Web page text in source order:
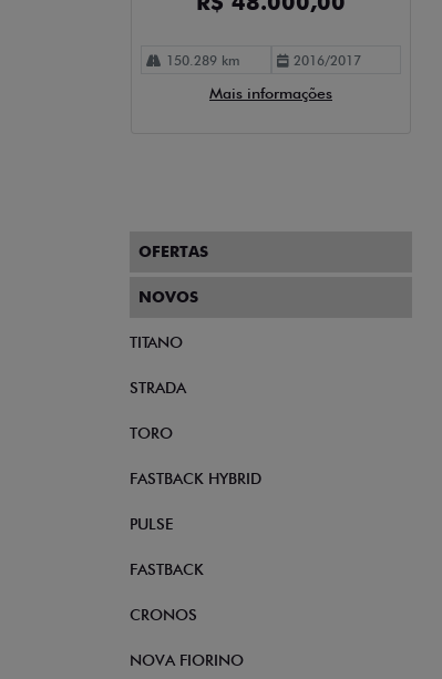
150.289 km 2016/2017
Mais informações
OFERTAS
NOVOS
TITANO
STRADA
TORO
FASTBACK HYBRID
PULSE
FASTBACK
CRONOS
NOVA FIORINO